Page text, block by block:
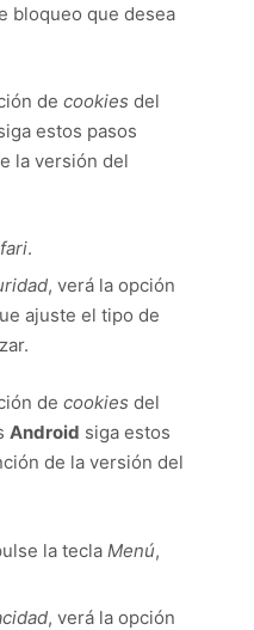
bloqueo que desea
de cookies del
estos pasos
la versión del
.
, verá la opción
ajuste el tipo de
de cookies del
Android siga estos
de la versión del
la tecla Menú,
, verá la opción